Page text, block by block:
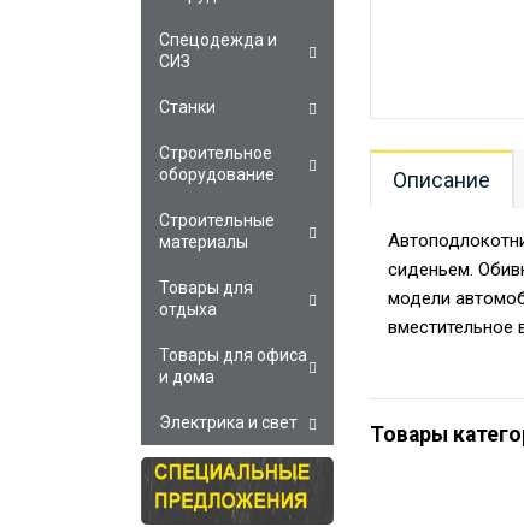
Описание
сиденьем.
модели
вместительное
Товары
Спецодежда и
СИЗ
Станки
Строительное
оборудование
Строительные
материалы
Товары для
отдыха
Товары для офиса
и дома
Электрика и свет